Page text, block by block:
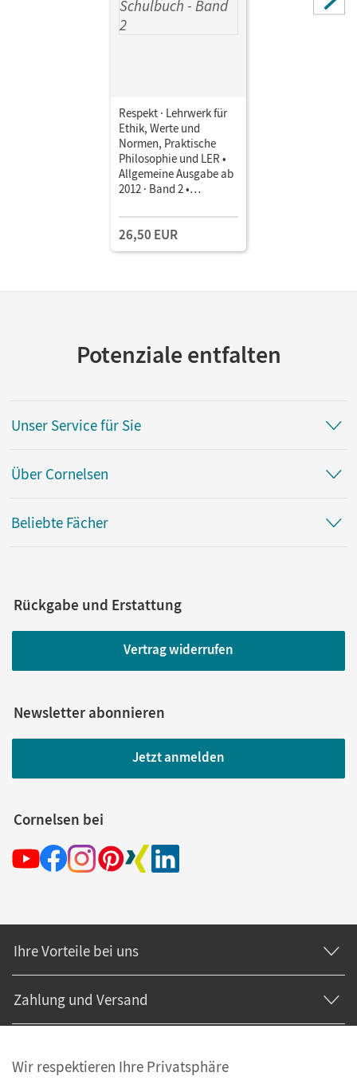
Respekt · Lehrwerk für
Ethik, Werte und
Normen, Praktische
Philosophie und LER •
Allgemeine Ausgabe ab
2012 · Band 2 •
26,50 EUR
Potenziale entfalten
Unser Service für Sie
Über Cornelsen
Beliebte Fächer
Rückgabe und Erstattung
Vertrag widerrufen
Newsletter abonnieren
Jetzt anmelden
Cornelsen bei
Ihre Vorteile bei uns
Zahlung und Versand
Wir respektieren Ihre Privatsphäre